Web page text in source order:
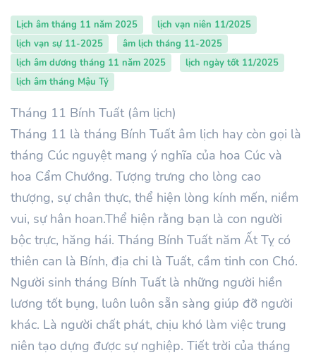
Lịch âm tháng 11 năm 2025
lịch vạn niên 11/2025
lịch vạn sự 11-2025
âm lịch tháng 11-2025
lịch âm dương tháng 11 năm 2025
lịch ngày tốt 11/2025
lịch âm tháng Mậu Tý
Tháng 11 Bính Tuất (âm lịch)
Tháng 11 là tháng Bính Tuất âm lịch hay còn gọi là
tháng Cúc nguyệt mang ý nghĩa của hoa Cúc và
hoa Cẩm Chướng. Tượng trưng cho lòng cao
thượng, sự chân thực, thể hiện lòng kính mến, niềm
vui, sự hân hoan.Thể hiện rằng bạn là con người
bộc trực, hăng hái. Tháng Bính Tuấtnăm Ất Tỵ có
thiên can là Bính, địa chi là Tuất, cầm tinh con Chó.
Người sinh tháng Bính Tuất là những người hiền
lương tốt bụng, luôn luôn sẵn sàng giúp đỡ người
khác. Là người chất phát, chịu khó làm việc trung
niên tạo dựng được sự nghiệp. Tiết trời của tháng